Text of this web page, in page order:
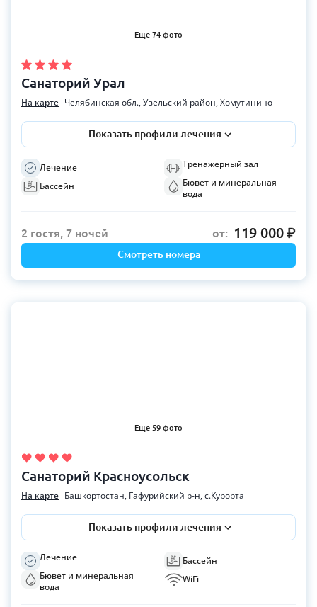
Еще 74 фото
Санаторий Урал
На карте Челябинская обл., Увельский район, Хомутинино
Показать профили лечения
Лечение
Бассейн
Тренажерный зал
Бювет и минеральная
вода
2 гостя, 7 ночей от: 119 000
Смотреть номера
Еще 59 фото
Санаторий Красноусольск
На карте Башкортостан, Гафурийский р-н, с.Курорта
Показать профили лечения
Лечение
Бювет и минеральная
вода
Бассейн
WiFi